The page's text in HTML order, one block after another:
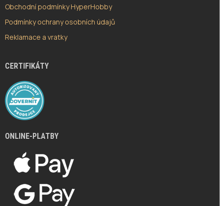
Obchodní podmínky HyperHobby
Podmínky ochrany osobních údajů
Reklamace a vratky
CERTIFIKÁTY
ONLINE-PLATBY